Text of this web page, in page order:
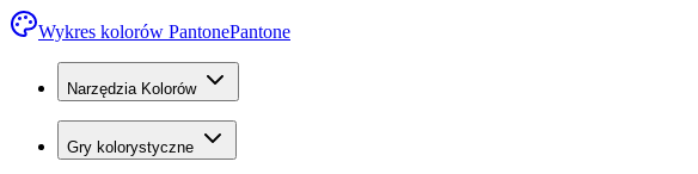
Wykres kolorów PantonePantone
Narzędzia Kolorów
Gry kolorystyczne